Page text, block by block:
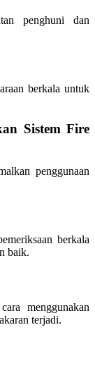
penghuni dan
berkala untuk
Sistem Fire
penggunaan
berkala
baik.
menggunakan
terjadi.